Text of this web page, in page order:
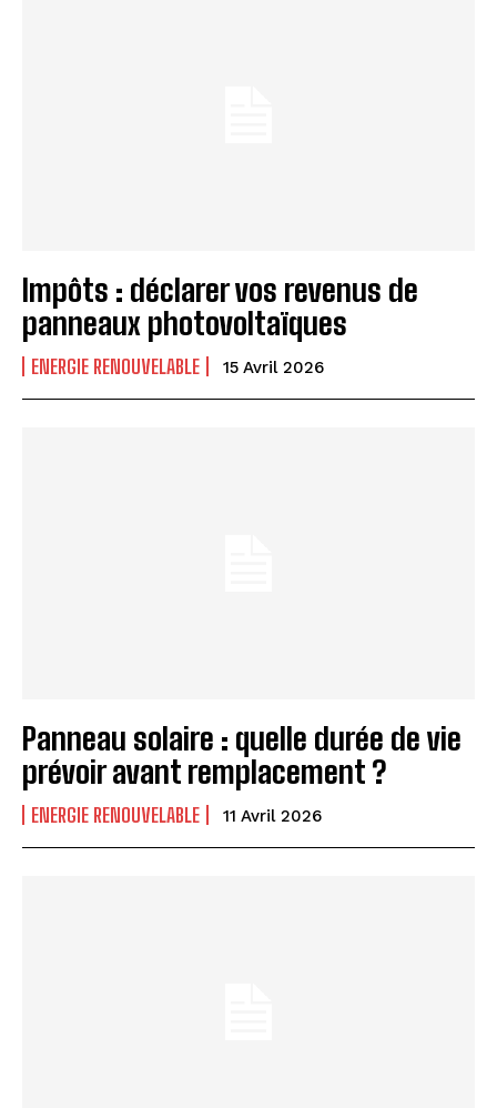
Impôts : déclarer vos revenus de
panneaux photovoltaïques
ENERGIE RENOUVELABLE 15 Avril 2026
Panneau solaire : quelle durée de vie
prévoir avant remplacement ?
ENERGIE RENOUVELABLE 11 Avril 2026